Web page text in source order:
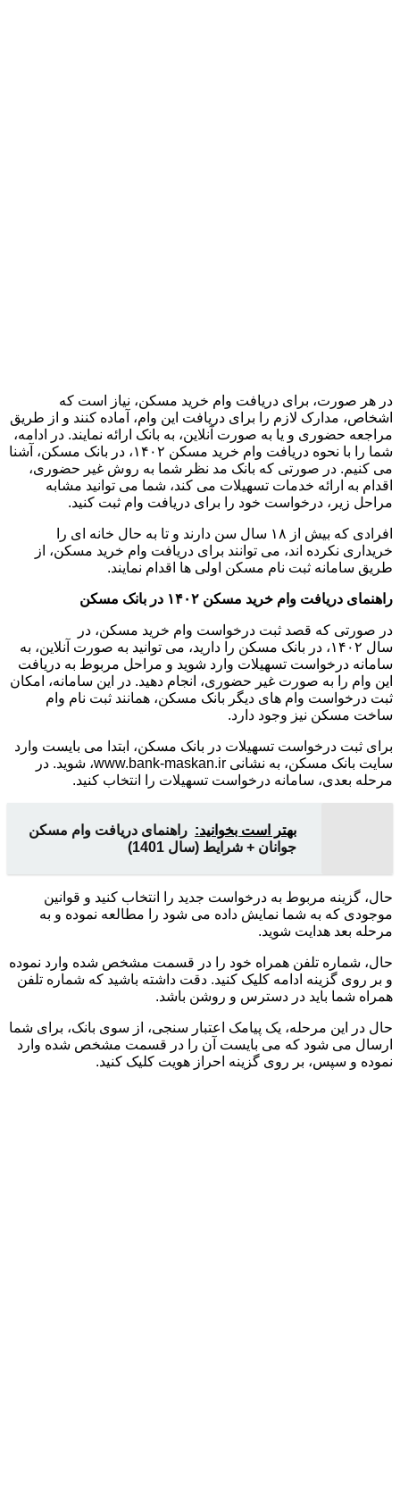
در هر صورت، برای دریافت وام خرید مسکن، نیاز است که
اشخاص، مدارک لازم را برای دریافت این وام، آماده کنند و از طریق
مراجعه حضوری و یا به صورت آنلاین، به بانک ارائه نمایند. در ادامه،
شما را با نحوه دریافت وام خرید مسکن ۱۴۰۲، در بانک مسکن، آشنا
می کنیم. در صورتی که بانک مد نظر شما به روش غیر حضوری،
اقدام به ارائه خدمات تسهیلات می کند، شما می توانید مشابه
مراحل زیر، درخواست خود را برای دریافت وام ثبت کنید.
افرادی که بیش از ۱۸ سال سن دارند و تا به حال خانه ای را
خریداری نکرده اند، می توانند برای دریافت وام خرید مسکن، از
طریق سامانه ثبت نام مسکن اولی ها اقدام نمایند.
راهنمای دریافت وام خرید مسکن ۱۴۰۲ در بانک مسکن
در صورتی که قصد ثبت درخواست وام خرید مسکن، در
سال ۱۴۰۲، در بانک مسکن را دارید، می توانید به صورت آنلاین، به
سامانه درخواست تسهیلات وارد شوید و مراحل مربوط به دریافت
این وام را به صورت غیر حضوری، انجام دهید. در این سامانه، امکان
ثبت درخواست وام های دیگر بانک مسکن، همانند ثبت نام وام
ساخت مسکن نیز وجود دارد.
برای ثبت درخواست تسهیلات در بانک مسکن، ابتدا می بایست وارد
سایت بانک مسکن، به نشانی www.bank-maskan.ir، شوید. در
مرحله بعدی، سامانه درخواست تسهیلات را انتخاب کنید.
بهتر است بخوانید: راهنمای دریافت وام مسکن
جوانان + شرایط (سال 1401)
حال، گزینه مربوط به درخواست جدید را انتخاب کنید و قوانین
موجودی که به شما نمایش داده می شود را مطالعه نموده و به
مرحله بعد هدایت شوید.
حال، شماره تلفن همراه خود را در قسمت مشخص شده وارد نموده
و بر روی گزینه ادامه کلیک کنید. دقت داشته باشید که شماره تلفن
همراه شما باید در دسترس و روشن باشد.
حال در این مرحله، یک پیامک اعتبار سنجی، از سوی بانک، برای شما
ارسال می شود که می بایست آن را در قسمت مشخص شده وارد
نموده و سپس، بر روی گزینه احراز هویت کلیک کنید.